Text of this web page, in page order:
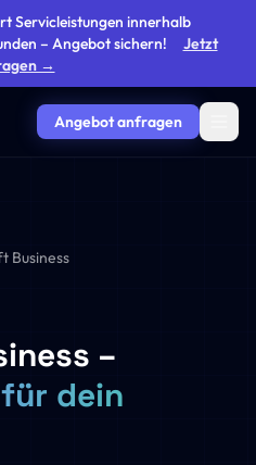
Servicleistungen innerhalb
– Angebot sichern!
Jetzt
→
Angebot anfragen
Business
–
dein